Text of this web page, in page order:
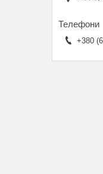
+380